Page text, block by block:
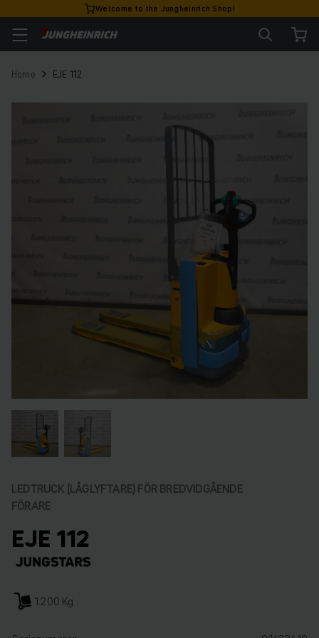
Welcome to the Jungheinrich Shop!
Home EJE 112
LEDTRUCK (LÅGLYFTARE) FÖR BREDVIDGÅENDE
FÖRARE
EJE 112
1.200 Kg